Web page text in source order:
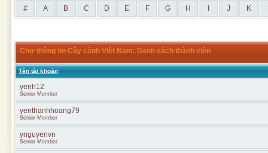
# A B C D E F G H J K
Chợ thông tin Cây cảnh Việt Nam: Danh sách thành viên
Tên tài khoản
yenh12
Senior Member
yenthanhhoang79
Senior Member
ynguyenvn
Senior Member